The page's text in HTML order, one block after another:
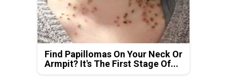
Find Papillomas On Your Neck Or
Armpit? It's The First Stage Of...